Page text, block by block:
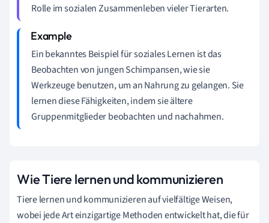
Rolle im sozialen Zusammenleben vieler Tierarten.
Ein bekanntes Beispiel für soziales Lernen ist das
Beobachten von jungen Schimpansen, wie sie
Werkzeuge benutzen, um an Nahrung zu gelangen. Sie
lernen diese Fähigkeiten, indem sie ältere
Gruppenmitglieder beobachten und nachahmen.
Wie Tiere lernen und kommunizieren
Tiere lernen und kommunizieren auf vielfältige Weisen,
wobei jede Art einzigartige Methoden entwickelt hat, die für